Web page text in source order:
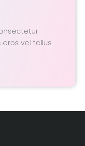
vel tellus